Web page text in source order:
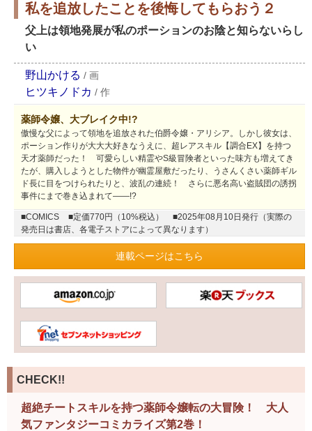
私を追放したことを後悔してもらおう２
父上は領地発展が私のポーションのお陰と知らないらし
い
野山かける / 画
ヒツキノドカ / 作
薬師令嬢、大ブレイク中!?
傲慢な父によって領地を追放された伯爵令嬢・アリシア。しかし彼女は、
ポーション作りが大大大好きなうえに、超レアスキル【調合EX】を持つ
天才薬師だった！ 可愛らしい精霊やS級冒険者といった味方も増えてき
たが、購入しようとした物件が幽霊屋敷だったり、うさんくさい薬師ギル
ド長に目をつけられたりと、波乱の連続！ さらに悪名高い盗賊団の誘拐
事件にまで巻き込まれて――!?
■COMICS ■定価770円（10%税込）
■2025年08月10日発行（実際の
発売日は書店、各電子ストアによって異なります）
連載ページはこちら
CHECK!!
超絶チートスキルを持つ薬師令嬢転の大冒険！ 大人
気ファンタジーコミカライズ第2巻！